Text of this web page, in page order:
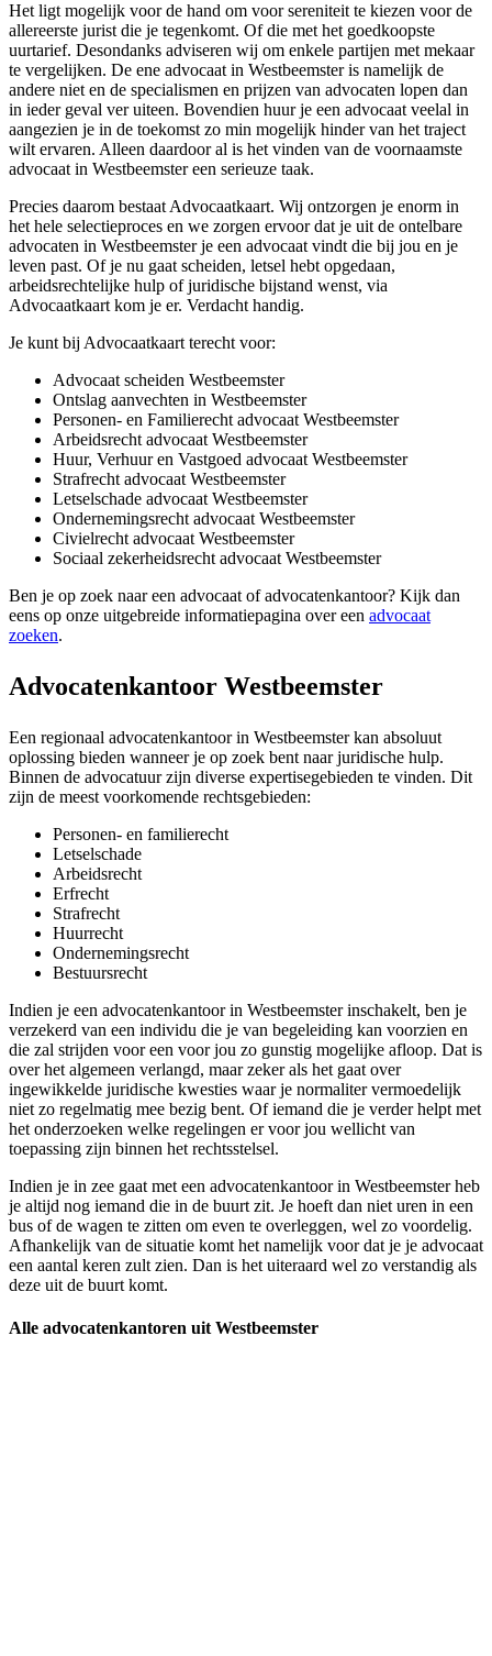
Het ligt mogelijk voor de hand om voor sereniteit te kiezen voor de
allereerste jurist die je tegenkomt. Of die met het goedkoopste
uurtarief. Desondanks adviseren wij om enkele partijen met mekaar
te vergelijken. De ene advocaat in Westbeemster is namelijk de
andere niet en de specialismen en prijzen van advocaten lopen dan
in ieder geval ver uiteen. Bovendien huur je een advocaat veelal in
aangezien je in de toekomst zo min mogelijk hinder van het traject
wilt ervaren. Alleen daardoor al is het vinden van de voornaamste
advocaat in Westbeemster een serieuze taak.
Precies daarom bestaat Advocaatkaart. Wij ontzorgen je enorm in
het hele selectieproces en we zorgen ervoor dat je uit de ontelbare
advocaten in Westbeemster je een advocaat vindt die bij jou en je
leven past. Of je nu gaat scheiden, letsel hebt opgedaan,
arbeidsrechtelijke hulp of juridische bijstand wenst, via
Advocaatkaart kom je er. Verdacht handig.
Je kunt bij Advocaatkaart terecht voor:
Advocaat scheiden Westbeemster
Ontslag aanvechten in Westbeemster
Personen- en Familierecht advocaat Westbeemster
Arbeidsrecht advocaat Westbeemster
Huur, Verhuur en Vastgoed advocaat Westbeemster
Strafrecht advocaat Westbeemster
Letselschade advocaat Westbeemster
Ondernemingsrecht advocaat Westbeemster
Civielrecht advocaat Westbeemster
Sociaal zekerheidsrecht advocaat Westbeemster
Ben je op zoek naar een advocaat of advocatenkantoor? Kijk dan
eens op onze uitgebreide informatiepagina over een advocaat
zoeken.
Advocatenkantoor Westbeemster
Een regionaal advocatenkantoor in Westbeemster kan absoluut
oplossing bieden wanneer je op zoek bent naar juridische hulp.
Binnen de advocatuur zijn diverse expertisegebieden te vinden. Dit
zijn de meest voorkomende rechtsgebieden:
Personen- en familierecht
Letselschade
Arbeidsrecht
Erfrecht
Strafrecht
Huurrecht
Ondernemingsrecht
Bestuursrecht
Indien je een advocatenkantoor in Westbeemster inschakelt, ben je
verzekerd van een individu die je van begeleiding kan voorzien en
die zal strijden voor een voor jou zo gunstig mogelijke afloop. Dat is
over het algemeen verlangd, maar zeker als het gaat over
ingewikkelde juridische kwesties waar je normaliter vermoedelijk
niet zo regelmatig mee bezig bent. Of iemand die je verder helpt met
het onderzoeken welke regelingen er voor jou wellicht van
toepassing zijn binnen het rechtsstelsel.
Indien je in zee gaat met een advocatenkantoor in Westbeemster heb
je altijd nog iemand die in de buurt zit. Je hoeft dan niet uren in een
bus of de wagen te zitten om even te overleggen, wel zo voordelig.
Afhankelijk van de situatie komt het namelijk voor dat je je advocaat
een aantal keren zult zien. Dan is het uiteraard wel zo verstandig als
deze uit de buurt komt.
Alle advocatenkantoren uit Westbeemster